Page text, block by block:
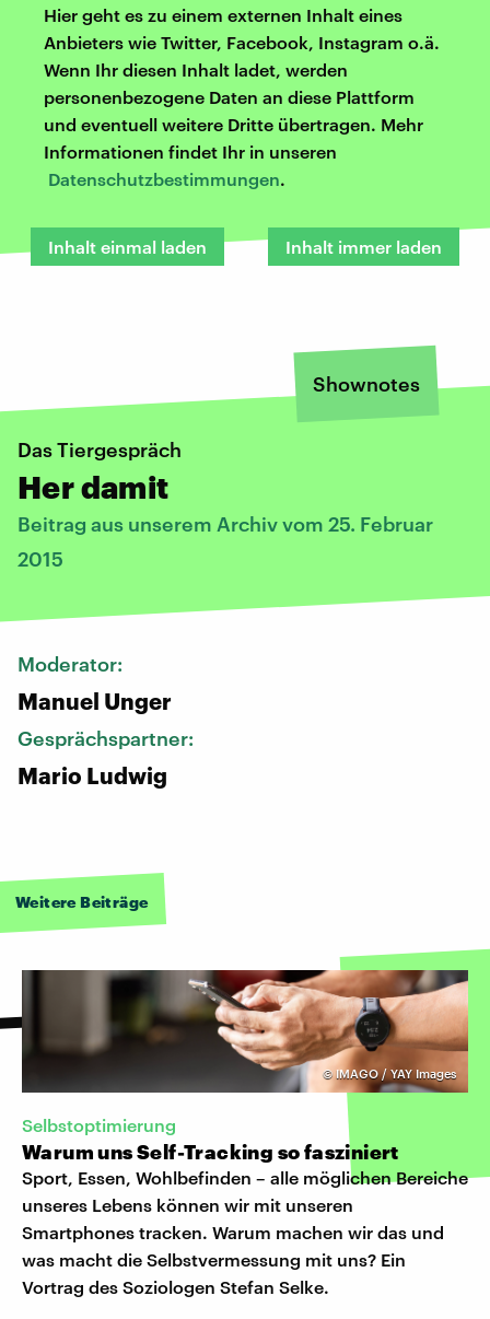
Hier geht es zu einem externen Inhalt eines
Anbieters wie Twitter, Facebook, Instagram o.ä.
Wenn Ihr diesen Inhalt ladet, werden
personenbezogene Daten an diese Plattform
und eventuell weitere Dritte übertragen. Mehr
Informationen findet Ihr in unseren
Datenschutzbestimmungen.
Inhalt einmal laden Inhalt immer laden
Shownotes
Das Tiergespräch
Her damit
Beitrag aus unserem Archiv vom 25. Februar
2015
Moderator:
Manuel Unger
Gesprächspartner:
Mario Ludwig
Weitere Beiträge
© IMAGO / YAY Images
Selbstoptimierung
Warum uns Self-Tracking so fasziniert
Sport, Essen, Wohlbefinden – alle möglichen Bereiche
unseres Lebens können wir mit unseren
Smartphones tracken. Warum machen wir das und
was macht die Selbstvermessung mit uns? Ein
Vortrag des Soziologen Stefan Selke.